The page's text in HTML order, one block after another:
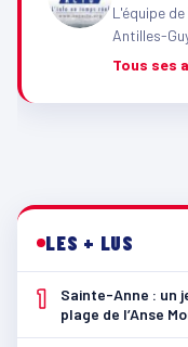
L'équipe
Antilles-
Tous ses
LES + LUS
1
Sainte-Anne : un
plage de l’Anse